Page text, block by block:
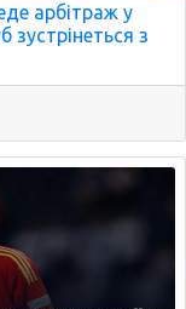
арбітраж у
зустрінеться з